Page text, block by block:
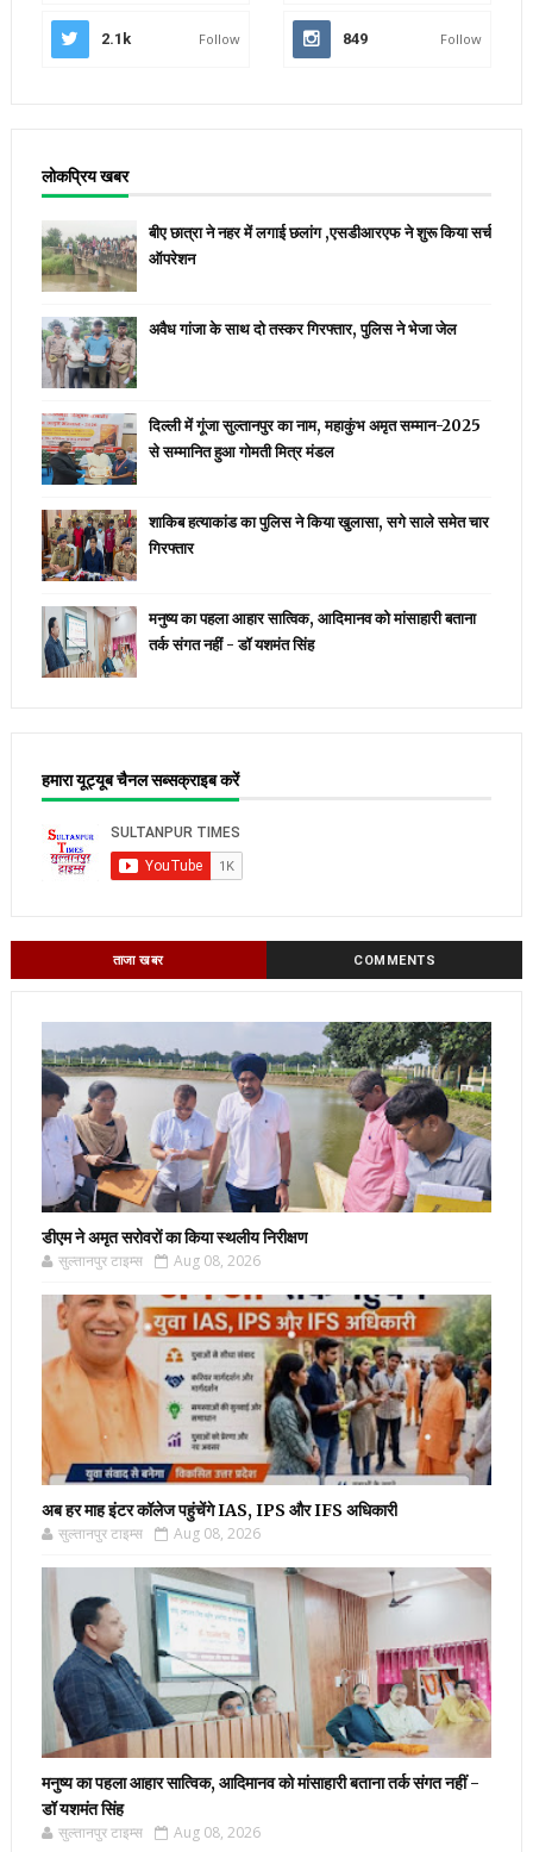
2.1k Follow 849 Follow
लोकप्रिय खबर
बीए छात्रा ने नहर में लगाई छलांग ,एसडीआरएफ ने शुरू किया सर्च
ऑपरेशन
अवैध गांजा के साथ दो तस्कर गिरफ्तार, पुलिस ने भेजा जेल
दिल्ली में गूंजा सुल्तानपुर का नाम, महाकुंभ अमृत सम्मान-2025
से सम्मानित हुआ गोमती मित्र मंडल
शाकिब हत्याकांड का पुलिस ने किया खुलासा, सगे साले समेत चार
गिरफ्तार
मनुष्य का पहला आहार सात्विक, आदिमानव को मांसाहारी बताना
तर्क संगत नहीं - डॉ यशमंत सिंह
हमारा यूट्यूब चैनल सब्सक्राइब करें
ताजा खबर COMMENTS
डीएम ने अमृत सरोवरों का किया स्थलीय निरीक्षण
सुल्तानपुर टाइम्स Aug 08, 2026
अब हर माह इंटर कॉलेज पहुंचेंगे IAS, IPS और IFS अधिकारी
सुल्तानपुर टाइम्स Aug 08, 2026
मनुष्य का पहला आहार सात्विक, आदिमानव को मांसाहारी बताना तर्क संगत नहीं -
डॉ यशमंत सिंह
सुल्तानपुर टाइम्स Aug 08, 2026